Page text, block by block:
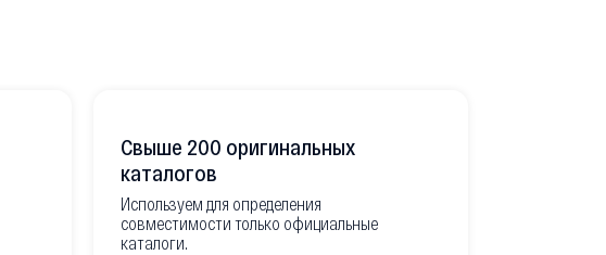
Свыше 200 оригинальных
каталогов
Используем для определения
совместимости только официальные
каталоги.